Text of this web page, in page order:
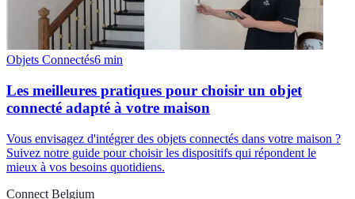
Objets Connectés6 min
Les meilleures pratiques pour choisir un objet
connecté adapté à votre maison
Vous envisagez d'intégrer des objets connectés dans votre maison ?
Suivez notre guide pour choisir les dispositifs qui répondent le
mieux à vos besoins quotidiens.
Connect Belgium